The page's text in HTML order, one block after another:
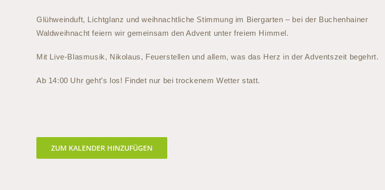
Glühweinduft, Lichtglanz und weihnachtliche Stimmung im Biergarten – bei der Buchenhainer
Waldweihnacht feiern wir gemeinsam den Advent unter freiem Himmel.
Mit Live-Blasmusik, Nikolaus, Feuerstellen und allem, was das Herz in der Adventszeit begehrt.
Ab 14:00 Uhr geht’s los! Findet nur bei trockenem Wetter statt.
ZUM KALENDER HINZUFÜGEN